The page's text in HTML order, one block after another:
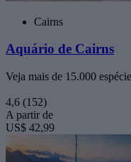
Cairns
Aquário de Cairns
Veja mais de 15.000
4,6 (152)
A partir de
US$ 42,99